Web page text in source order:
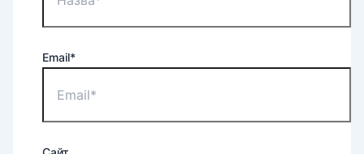
Email*